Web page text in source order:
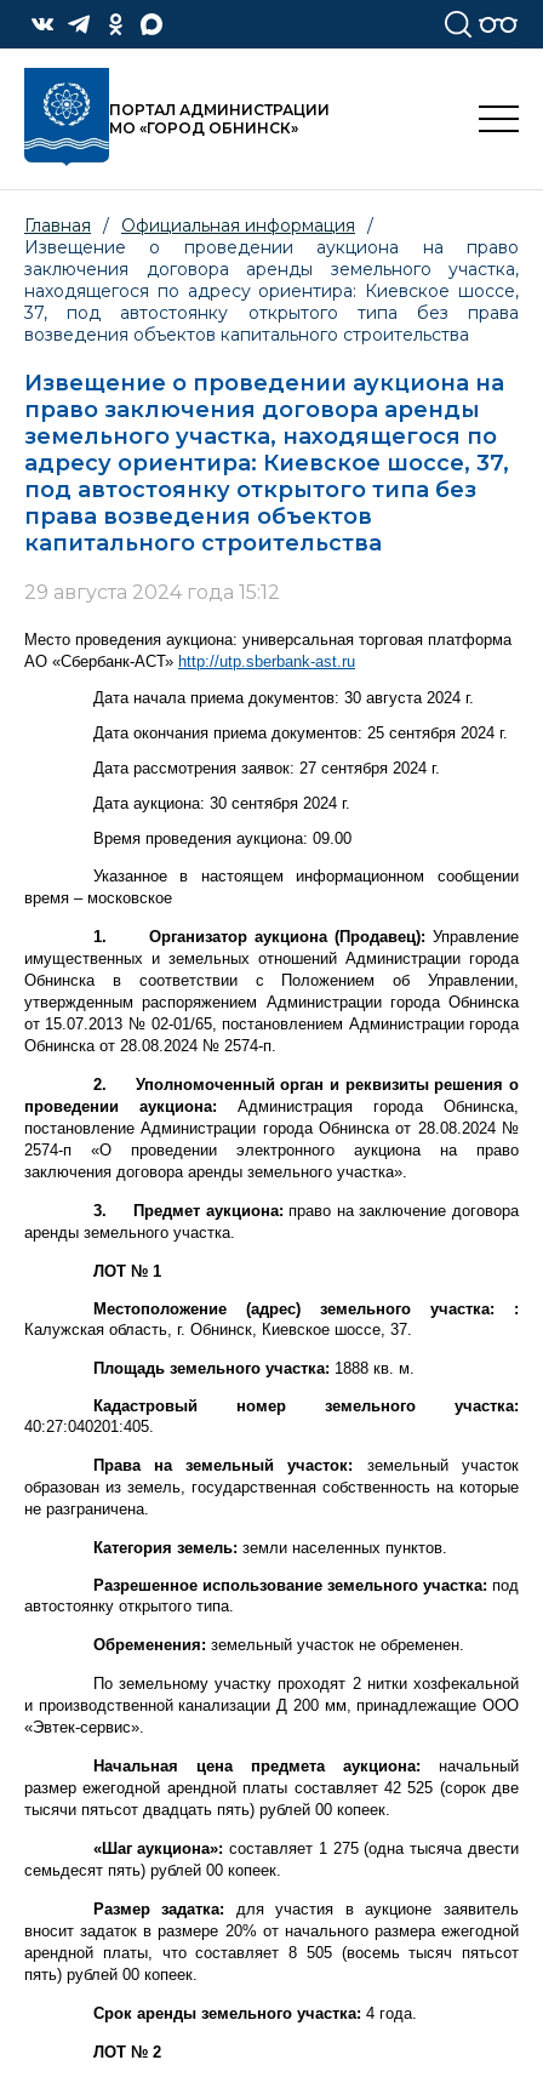
ПОРТАЛ АДМИНИСТРАЦИИ
МО «ГОРОД ОБНИНСК»
Главная / Официальная информация
/
Извещение о проведении аукциона на право
заключения договора аренды земельного участка,
находящегося по адресу ориентира: Киевское шоссе,
37, под автостоянку открытого типа без права
возведения объектов капитального строительства
Извещение о проведении аукциона на
право заключения договора аренды
земельного участка, находящегося по
адресу ориентира: Киевское шоссе, 37,
под автостоянку открытого типа без
права возведения объектов
капитального строительства
29 августа 2024 года 15:12
Место проведения аукциона: универсальная торговая платформа
АО «Сбербанк-АСТ» http://utp.sberbank-ast.ru
Дата начала приема документов: 30 августа 2024 г.
Дата окончания приема документов: 25 сентября 2024 г.
Дата рассмотрения заявок: 27 сентября 2024 г.
Дата аукциона: 30 сентября 2024 г.
Время проведения аукциона: 09.00
Указанное в настоящем информационном сообщении
время – московское
1. Организатор аукциона (Продавец): Управление
имущественных и земельных отношений Администрации города
Обнинска в соответствии с Положением об Управлении,
утвержденным распоряжением Администрации города Обнинска
от 15.07.2013 № 02-01/65, постановлением Администрации города
Обнинска от 28.08.2024 № 2574-п.
2.
Уполномоченный орган и реквизиты решения о
проведении аукциона: Администрация города Обнинска,
постановление Администрации города Обнинска от 28.08.2024 №
2574-п «О проведении электронного аукциона на право
заключения договора аренды земельного участка».
3. Предмет аукциона:право на заключение договора
аренды земельного участка.
ЛОТ № 1
Местоположение (адрес) земельного участка: :
Калужская область, г. Обнинск, Киевское шоссе, 37.
Площадь земельного участка: 1888 кв. м.
Кадастровый номер земельного участка:
40:27:040201:405.
Права на земельный участок: земельный участок
образован из земель, государственная собственность на которые
не разграничена.
Категория земель: земли населенных пунктов.
Разрешенное использование земельного участка: под
автостоянку открытого типа.
Обременения: земельный участок не обременен.
По земельному участку проходят 2 нитки хозфекальной
и производственной канализации Д 200 мм, принадлежащие ООО
«Эвтек-сервис».
Начальная цена предмета аукциона: начальный
размер ежегодной арендной платы составляет 42 525 (сорок две
тысячи пятьсот двадцать пять) рублей 00 копеек.
«Шаг аукциона»:составляет 1 275 (одна тысяча двести
семьдесят пять) рублей 00 копеек.
Размер задатка: для участия в аукционе заявитель
вносит задаток в размере 20% от начального размера ежегодной
арендной платы, чтосоставляет 8 505 (восемь тысяч пятьсот
пять) рублей 00 копеек.
Срок аренды земельного участка: 4 года.
ЛОТ № 2